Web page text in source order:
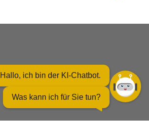
Hallo, ich bin der KI-Chatbot.
Was kann ich für Sie tun?